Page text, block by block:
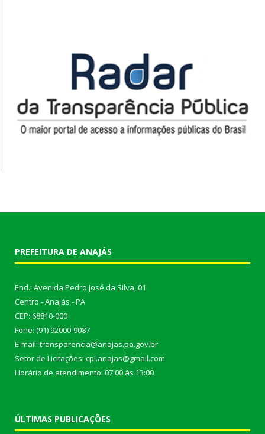
PREFEITURA DE ANAJÁS
End.: Avenida Pedro José da Silva, 01
Centro - Anajás - PA
CEP: 68810-000
Fone: (91) 92000-9087
E-mail: transparencia@anajas.pa.gov.br
Setor de Licitações: cpl.anajas@gmail.com
Horário de atendimento: 07:00 às 13:00
ÚLTIMAS PUBLICAÇÕES